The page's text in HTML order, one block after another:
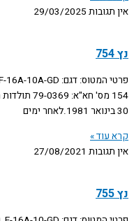
אין תגובות 29/03/2025
נץ 754
154 מס'
30 בינואר 1981.לאחר ימים
קרא עוד »
אין תגובות 27/08/2021
נץ 755